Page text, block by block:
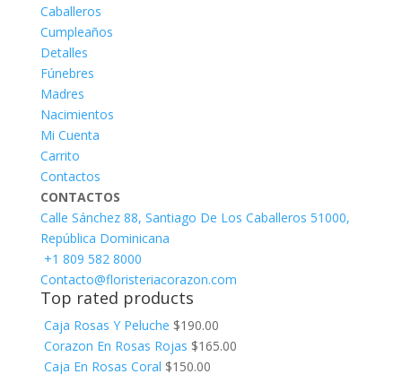
Caballeros
Cumpleaños
Detalles
Fúnebres
Madres
Nacimientos
Mi Cuenta
Carrito
Contactos
CONTACTOS
Calle Sánchez 88, Santiago De Los Caballeros 51000,
República Dominicana
+1 809 582 8000
Contacto@floristeriacorazon.com
Top rated products
Caja Rosas Y Peluche $190.00
Corazon En Rosas Rojas $165.00
Caja En Rosas Coral $150.00